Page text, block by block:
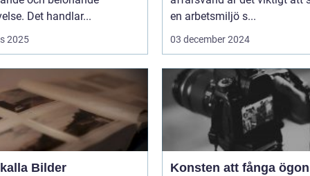
Det handlar...
2025
en arbetsmiljö s...
03 december 2024
Bilder
Konsten att fånga